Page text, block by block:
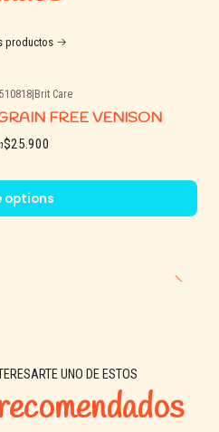
productos
| Brit Care
FREE VENISON
$25.900
options
UNO DE ESTOS